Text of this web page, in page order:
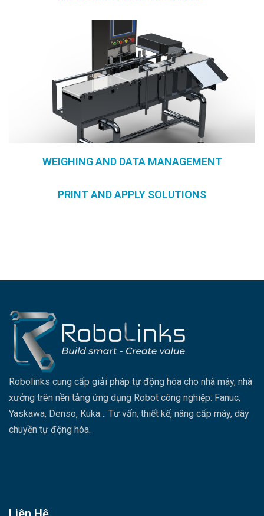
WEIGHING AND DATA MANAGEMENT
PRINT AND APPLY SOLUTIONS
Robolinks cung cấp giải pháp tự động hóa cho nhà máy, nhà
xưởng trên nền tảng ứng dụng Robot công nghiệp: Fanuc,
Yaskawa, Denso, Kuka… Tư vấn, thiết kế, nâng cấp máy, dây
chuyền tự động hóa.